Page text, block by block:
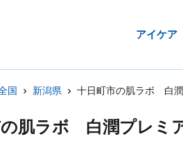
アイケア
国 新潟県 十日町市の肌ラボ 白
肌ラボ 白潤プレミ